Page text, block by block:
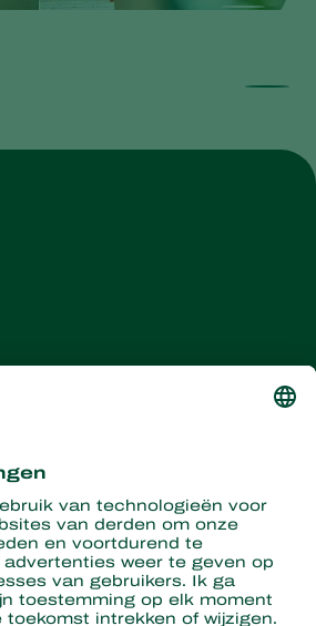
laatste nieuws en
Hier aanmelden